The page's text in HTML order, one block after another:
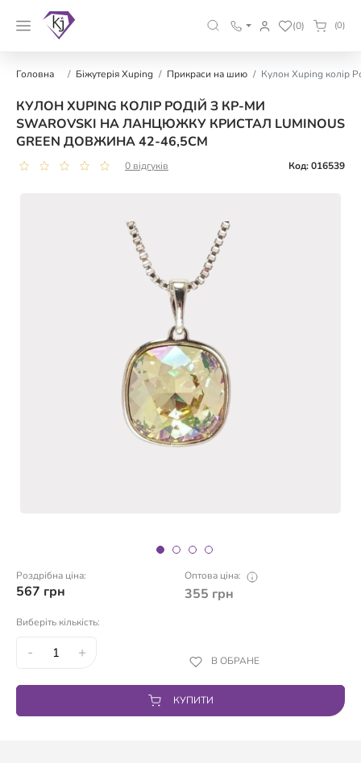
(0) (0)
Головна Біжутерія Xuping Прикраси на шию Кулон Xuping колір
КУЛОН XUPING КОЛІР РОДІЙ З КР-МИ
SWAROVSKI НА ЛАНЦЮЖКУ КРИСТАЛ LUMINOUS
GREEN ДОВЖИНА 42-46,5СМ
0 відгуків Код: 016539
Роздрібна ціна:
567 грн
Оптова ціна:
355 грн
Виберіть кількість:
- + В ОБРАНЕ
КУПИТИ